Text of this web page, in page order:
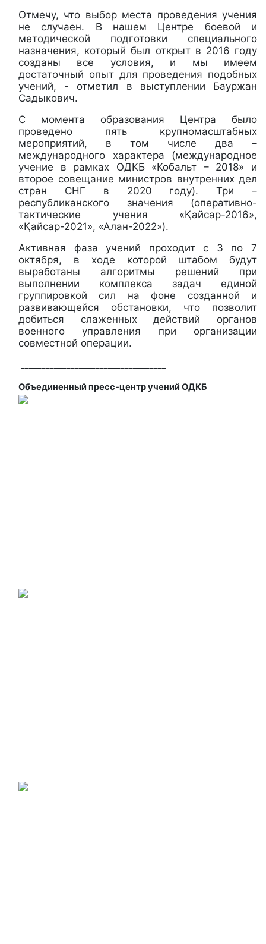
Отмечу, что выбор места проведения учения
не случаен. В нашем Центре боевой и
методической подготовки специального
назначения, который был открыт в 2016 году
созданы все условия, и мы имеем
достаточный опыт для проведения подобных
учений, - отметил в выступлении Бауржан
Садыкович.
С момента образования Центра было
проведено пять крупномасштабных
мероприятий, в том числе два –
международного характера (международное
учение в рамках ОДКБ «Кобальт – 2018» и
второе совещание министров внутренних дел
стран СНГ в 2020 году). Три –
республиканского значения (оперативно-
тактические учения «Қайсар-2016»,
«Қайсар-2021», «Алан-2022»).
Активная фаза учений проходит с 3 по 7
октября, в ходе которой штабом будут
выработаны алгоритмы решений при
выполнении комплекса задач единой
группировкой сил на фоне созданной и
развивающейся обстановки, что позволит
добиться слаженных действий органов
военного управления при организации
совместной операции.
Объединенный пресс-центр учений ОДКБ